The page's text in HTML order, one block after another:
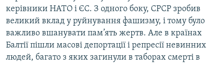
керівники НАТО і ЄС. З одного боку, СРСР зробив
великий вклад у руйнування фашизму, і тому було
важливо вшанувати пам’ять жертв. Але в країнах
Балтії пішли масові депортації і репресії невинних
людей, багато з яких загинули в таборах смерті в